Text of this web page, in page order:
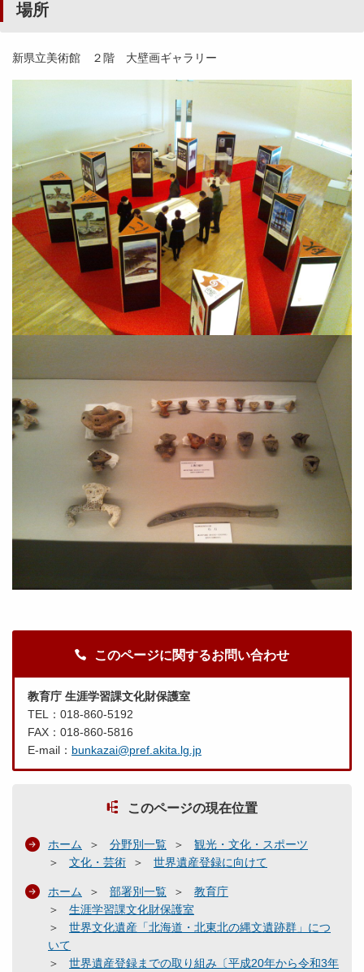
場所
新県立美術館 ２階 大壁画ギャラリー
このページに関するお問い合わせ
教育庁 生涯学習課文化財保護室
TEL：018-860-5192
FAX：018-860-5816
E-mail： bunkazai@pref.akita.lg.jp
このページの現在位置
ホーム 分野別一覧
観光・文化・スポーツ
文化・芸術
世界遺産登録に向けて
ホーム 部署別一覧
教育庁
生涯学習課文化財保護室
世界文化遺産「北海道・北東北の縄文遺跡群」につ
いて
世界遺産登録までの取り組み〔平成20年から令和3年